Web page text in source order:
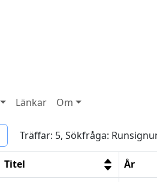
Länkar Om
Träffar: 5, Sökfråga:
Titel År